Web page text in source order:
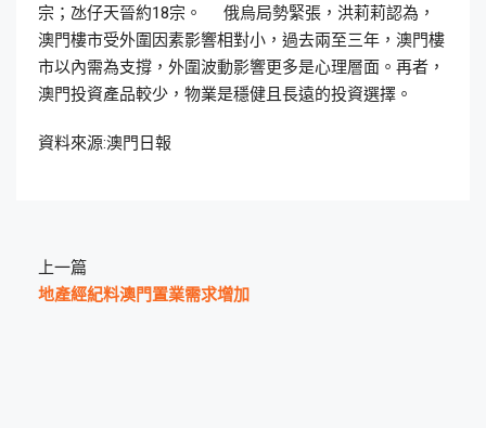
宗；氹仔天晉約18宗。 俄烏局勢緊張，洪莉莉認為，
澳門樓市受外圍因素影響相對小，過去兩至三年，澳門樓
市以內需為支撐，外圍波動影響更多是心理層面。再者，
澳門投資產品較少，物業是穩健且長遠的投資選擇。
資料來源:澳門日報
上一篇
地產經紀料澳門置業需求增加